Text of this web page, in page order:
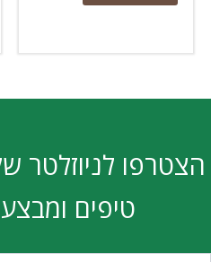
לניוזלטר שלנו
טיפים ומבצעים